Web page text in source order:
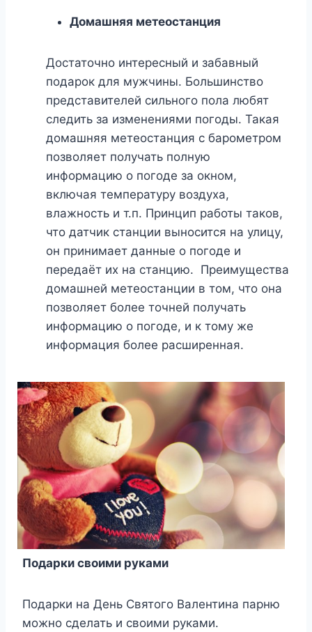
Домашняя метеостанция
Достаточно интересный и забавный
подарок для мужчины. Большинство
представителей сильного пола любят
следить за изменениями погоды. Такая
домашняя метеостанция с барометром
позволяет получать полную
информацию о погоде за окном,
включая температуру воздуха,
влажность и т.п. Принцип работы таков,
что датчик станции выносится на улицу,
он принимает данные о погоде и
передаёт их на станцию. Преимущества
домашней метеостанции в том, что она
позволяет более точней получать
информацию о погоде, и к тому же
информация более расширенная.
Подарки своими руками
Подарки на День Святого Валентина парню
можно сделать и своими руками.